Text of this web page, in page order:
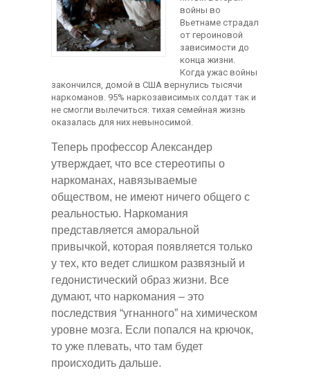
войны во
Вьетнаме страдал
от героиновой
зависимости до
конца жизни.
Когда ужас войны
закончился, домой в США вернулись тысячи
наркоманов. 95% наркозависимых солдат так и
не смогли вылечиться: тихая семейная жизнь
оказалась для них невыносимой.
Теперь профессор Александер
утверждает, что все стереотипы о
наркоманах, навязываемые
обществом, не имеют ничего общего с
реальностью. Наркомания
представляется аморальной
привычкой, которая появляется только
у тех, кто ведет слишком развязный и
гедонистический образ жизни. Все
думают, что наркомания – это
последствия “угнанного” на химическом
уровне мозга. Если попался на крючок,
то уже плевать, что там будет
происходить дальше.